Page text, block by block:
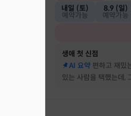
내일 (토)
예약가능
8.9 (일)
예약가능
생애 첫 신점
AI 요약 편하고 재밌
있는 사람을 택했는데,